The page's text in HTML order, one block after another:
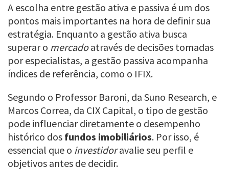
A escolha entre gestão ativa e passiva é um dos
pontos mais importantes na hora de definir sua
estratégia. Enquanto a gestão ativa busca
superar o mercadoatravés de decisões tomadas
por especialistas, a gestão passiva acompanha
índices de referência, como o IFIX.
Segundo o Professor Baroni, da Suno Research, e
Marcos Correa, da CIX Capital, o tipo de gestão
pode influenciar diretamente o desempenho
histórico dos fundos imobiliários. Por isso, é
essencial que o investidoravalie seu perfil e
objetivos antes de decidir.